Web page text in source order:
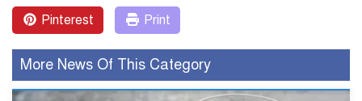
Pinterest Print
More News Of This Category